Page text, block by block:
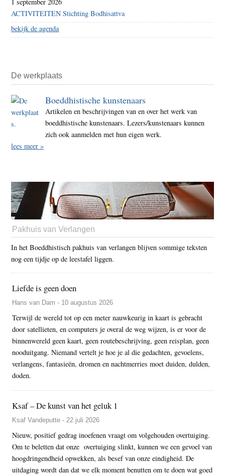
ACTIVITEITEN Stichting Bodhisattva
bekijk de agenda
De werkplaats
Boeddhistische kunstenaars
Artikelen en beschrijvingen van en over het werk van
boeddhistische kunstenaars. Lezers/kunstenaars kunnen
zich ook aanmelden met hun eigen werk.
lees meer »
Pakhuis van Verlangen
In het Boeddhistisch pakhuis van verlangen blijven sommige teksten
nog een tijdje op de leestafel liggen.
Liefde is geen doen
Hans van Dam - 10 augustus 2026
Terwijl de wereld tot op een meter nauwkeurig in kaart is gebracht
door satellieten, en computers je overal de weg wijzen, is er voor de
binnenwereld geen kaart, geen routebeschrijving, geen reisplan, geen
nooduitgang. Niemand vertelt je hoe je al die gedachten, gevoelens,
verlangens, fantasieën, dromen en nachtmerries moet duiden, dulden,
doden.
Ksaf – De kunst van het geluk 1
Ksaf Vandeputte - 22 juli 2026
Nieuw, positief gedrag inoefenen vraagt om volgehouden overtuiging.
Om te beletten dat onze overtuiging slinkt, kunnen we een gevoel van
hoogdringendheid opwekken, als besef van onze eindigheid. De
uitdaging wordt dan dat we elk moment benutten om te doen wat goed